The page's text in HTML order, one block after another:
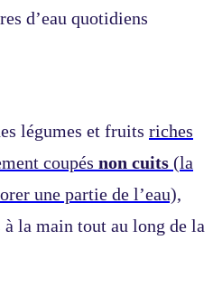
d’eau quotidiens
légumes et fruits riches
coupés non cuits (la
une partie de l’eau),
à la main tout au long de la